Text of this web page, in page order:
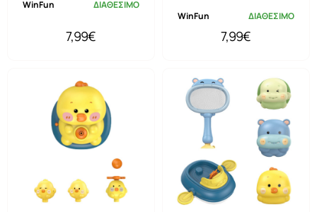
WinFun ΔΙΑΘΕΣΙΜΟ
7,99€
WinFun ΔΙΑΘΕΣΙΜΟ
7,99€